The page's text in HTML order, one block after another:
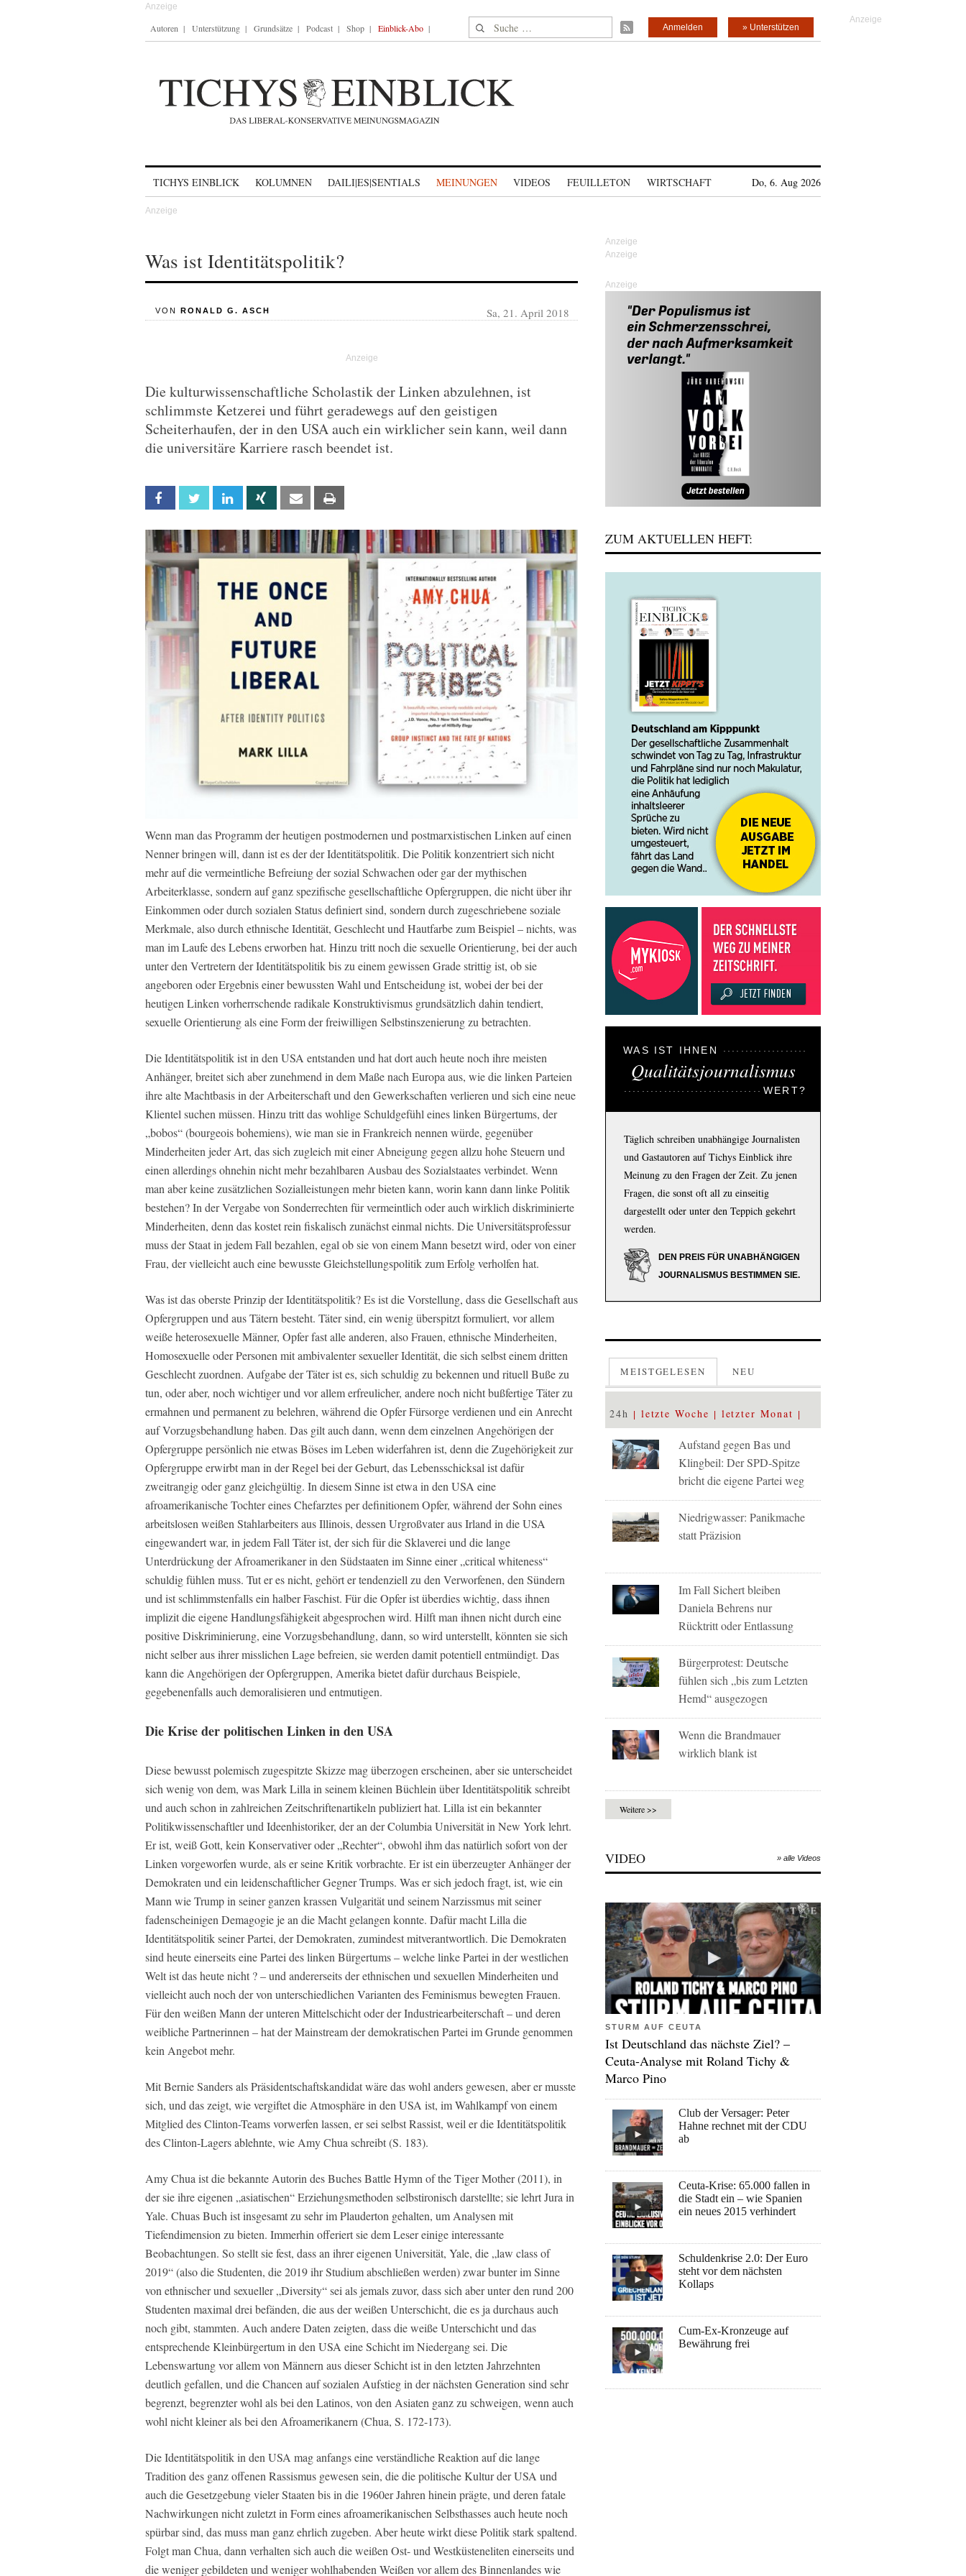
Autoren Unterstützung Grundsätze Podcast Shop Einblick-Abo Suche nach: » Unterstützen
Anmelden
TICHYS EINBLICK KOLUMNEN DAILI|ES|SENTIALS MEINUNGEN VIDEOS FEUILLETON WIRTSCHAFT Do, 6. Aug 2026
Was ist Identitätspolitik?
VON RONALD G. ASCH Sa, 21. April 2018
Die kulturwissenschaftliche Scholastik der Linken abzulehnen, ist
schlimmste Ketzerei und führt geradewegs auf den geistigen
Scheiterhaufen, der in den USA auch ein wirklicher sein kann, weil dann
die universitäre Karriere rasch beendet ist.
Facebook Twitter Linkedin Xing Email
Wenn man das Programm der heutigen postmodernen und postmarxistischen Linken auf einen
Nenner bringen will, dann ist es der der Identitätspolitik. Die Politik konzentriert sich nicht
mehr auf die vermeintliche Befreiung der sozial Schwachen oder gar der mythischen
Arbeiterklasse, sondern auf ganz spezifische gesellschaftliche Opfergruppen, die nicht über ihr
Einkommen oder durch sozialen Status definiert sind, sondern durch zugeschriebene soziale
Merkmale, also durch ethnische Identität, Geschlecht und Hautfarbe zum Beispiel – nichts, was
man im Laufe des Lebens erworben hat. Hinzu tritt noch die sexuelle Orientierung, bei der auch
unter den Vertretern der Identitätspolitik bis zu einem gewissen Grade strittig ist, ob sie
angeboren oder Ergebnis einer bewussten Wahl und Entscheidung ist, wobei der bei der
heutigen Linken vorherrschende radikale Konstruktivismus grundsätzlich dahin tendiert,
sexuelle Orientierung als eine Form der freiwilligen Selbstinszenierung zu betrachten.
Die Identitätspolitik ist in den USA entstanden und hat dort auch heute noch ihre meisten
Anhänger, breitet sich aber zunehmend in dem Maße nach Europa aus, wie die linken Parteien
ihre alte Machtbasis in der Arbeiterschaft und den Gewerkschaften verlieren und sich eine neue
Klientel suchen müssen. Hinzu tritt das wohlige Schuldgefühl eines linken Bürgertums, der
„bobos“ (bourgeois bohemiens), wie man sie in Frankreich nennen würde, gegenüber
Minderheiten jeder Art, das sich zugleich mit einer Abneigung gegen allzu hohe Steuern und
einen allerdings ohnehin nicht mehr bezahlbaren Ausbau des Sozialstaates verbindet. Wenn
man aber keine zusätzlichen Sozialleistungen mehr bieten kann, worin kann dann linke Politik
bestehen? In der Vergabe von Sonderrechten für vermeintlich oder auch wirklich diskriminierte
Minderheiten, denn das kostet rein fiskalisch zunächst einmal nichts. Die Universitätsprofessur
muss der Staat in jedem Fall bezahlen, egal ob sie von einem Mann besetzt wird, oder von einer
Frau, der vielleicht auch eine bewusste Gleichstellungspolitik zum Erfolg verholfen hat.
Was ist das oberste Prinzip der Identitätspolitik? Es ist die Vorstellung, dass die Gesellschaft aus
Opfergruppen und aus Tätern besteht. Täter sind, ein wenig überspitzt formuliert, vor allem
weiße heterosexuelle Männer, Opfer fast alle anderen, also Frauen, ethnische Minderheiten,
Homosexuelle oder Personen mit ambivalenter sexueller Identität, die sich selbst einem dritten
Geschlecht zuordnen. Aufgabe der Täter ist es, sich schuldig zu bekennen und rituell Buße zu
tun, oder aber, noch wichtiger und vor allem erfreulicher, andere noch nicht bußfertige Täter zu
ermahnen und permanent zu belehren, während die Opfer Fürsorge verdienen und ein Anrecht
auf Vorzugsbehandlung haben. Das gilt auch dann, wenn dem einzelnen Angehörigen der
Opfergruppe persönlich nie etwas Böses im Leben widerfahren ist, denn die Zugehörigkeit zur
Opfergruppe erwirbt man in der Regel bei der Geburt, das Lebensschicksal ist dafür
zweitrangig oder ganz gleichgültig. In diesem Sinne ist etwa in den USA eine
afroamerikanische Tochter eines Chefarztes per definitionem Opfer, während der Sohn eines
arbeitslosen weißen Stahlarbeiters aus Illinois, dessen Urgroßvater aus Irland in die USA
eingewandert war, in jedem Fall Täter ist, der sich für die Sklaverei und die lange
Unterdrückung der Afroamerikaner in den Südstaaten im Sinne einer „critical whiteness“
schuldig fühlen muss. Tut er es nicht, gehört er tendenziell zu den Verworfenen, den Sündern
und ist schlimmstenfalls ein halber Faschist. Für die Opfer ist überdies wichtig, dass ihnen
implizit die eigene Handlungsfähigkeit abgesprochen wird. Hilft man ihnen nicht durch eine
positive Diskriminierung, eine Vorzugsbehandlung, dann, so wird unterstellt, könnten sie sich
nicht selber aus ihrer misslichen Lage befreien, sie werden damit potentiell entmündigt. Das
kann die Angehörigen der Opfergruppen, Amerika bietet dafür durchaus Beispiele,
gegebenenfalls auch demoralisieren und entmutigen.
Die Krise der politischen Linken in den USA
Diese bewusst polemisch zugespitzte Skizze mag überzogen erscheinen, aber sie unterscheidet
sich wenig von dem, was Mark Lilla in seinem kleinen Büchlein über Identitätspolitik schreibt
und auch schon in zahlreichen Zeitschriftenartikeln publiziert hat. Lilla ist ein bekannter
Politikwissenschaftler und Ideenhistoriker, der an der Columbia Universität in New York lehrt.
Er ist, weiß Gott, kein Konservativer oder „Rechter“, obwohl ihm das natürlich sofort von der
Linken vorgeworfen wurde, als er seine Kritik vorbrachte. Er ist ein überzeugter Anhänger der
Demokraten und ein leidenschaftlicher Gegner Trumps. Was er sich jedoch fragt, ist, wie ein
Mann wie Trump in seiner ganzen krassen Vulgarität und seinem Narzissmus mit seiner
fadenscheinigen Demagogie je an die Macht gelangen konnte. Dafür macht Lilla die
Identitätspolitik seiner Partei, der Demokraten, zumindest mitverantwortlich. Die Demokraten
sind heute einerseits eine Partei des linken Bürgertums – welche linke Partei in der westlichen
Welt ist das heute nicht ? – und andererseits der ethnischen und sexuellen Minderheiten und
vielleicht auch noch der von unterschiedlichen Varianten des Feminismus bewegten Frauen.
Für den weißen Mann der unteren Mittelschicht oder der Industriearbeiterschaft – und deren
weibliche Partnerinnen – hat der Mainstream der demokratischen Partei im Grunde genommen
kein Angebot mehr.
Mit Bernie Sanders als Präsidentschaftskandidat wäre das wohl anders gewesen, aber er musste
sich, und das zeigt, wie vergiftet die Atmosphäre in den USA ist, im Wahlkampf von einem
Mitglied des Clinton-Teams vorwerfen lassen, er sei selbst Rassist, weil er die Identitätspolitik
des Clinton-Lagers ablehnte, wie Amy Chua schreibt (S. 183).
Amy Chua ist die bekannte Autorin des Buches Battle Hymn of the Tiger Mother (2011), in
der sie ihre eigenen „asiatischen“ Erziehungsmethoden selbstironisch darstellte; sie lehrt Jura in
Yale. Chuas Buch ist insgesamt zu sehr im Plauderton gehalten, um Analysen mit
Tiefendimension zu bieten. Immerhin offeriert sie dem Leser einige interessante
Beobachtungen. So stellt sie fest, dass an ihrer eigenen Universität, Yale, die „law class of
2019“ (also die Studenten, die 2019 ihr Studium abschließen werden) zwar bunter im Sinne
von ethnischer und sexueller „Diversity“ sei als jemals zuvor, dass sich aber unter den rund 200
Studenten maximal drei befänden, die aus der weißen Unterschicht, die es ja durchaus auch
noch gibt, stammten. Auch andere Daten zeigten, dass die weiße Unterschicht und das
entsprechende Kleinbürgertum in den USA eine Schicht im Niedergang sei. Die
Lebenswartung vor allem von Männern aus dieser Schicht ist in den letzten Jahrzehnten
deutlich gefallen, und die Chancen auf sozialen Aufstieg in der nächsten Generation sind sehr
begrenzt, begrenzter wohl als bei den Latinos, von den Asiaten ganz zu schweigen, wenn auch
wohl nicht kleiner als bei den Afroamerikanern (Chua, S. 172-173).
Die Identitätspolitik in den USA mag anfangs eine verständliche Reaktion auf die lange
Tradition des ganz offenen Rassismus gewesen sein, die die politische Kultur der USA und
auch die Gesetzgebung vieler Staaten bis in die 1960er Jahren hinein prägte, und deren fatale
Nachwirkungen nicht zuletzt in Form eines afroamerikanischen Selbsthasses auch heute noch
spürbar sind, das muss man ganz ehrlich zugeben. Aber heute wirkt diese Politik stark spaltend.
Folgt man Chua, dann verhalten sich auch die weißen Ost- und Westküsteneliten einerseits und
die weniger gebildeten und weniger wohlhabenden Weißen vor allem des Binnenlandes wie
Anzeige
ZUM AKTUELLEN HEFT:
WAS IST IHNEN
Qualitätsjournalismus
WERT?
Täglich schreiben unabhängige Journalisten
und Gastautoren auf Tichys Einblick ihre
Meinung zu den Fragen der Zeit. Zu jenen
Fragen, die sonst oft all zu einseitig
dargestellt oder unter den Teppich gekehrt
werden.
DEN PREIS FÜR UNABHÄNGIGEN
JOURNALISMUS BESTIMMEN SIE.
MEISTGELESEN NEU
24h letzte Woche letzter Monat
Aufstand gegen Bas und
Klingbeil: Der SPD-Spitze
bricht die eigene Partei weg
Niedrigwasser: Panikmache
statt Präzision
Im Fall Sichert bleiben
Daniela Behrens nur
Rücktritt oder Entlassung
Bürgerprotest: Deutsche
fühlen sich „bis zum Letzten
Hemd“ ausgezogen
Wenn die Brandmauer
wirklich blank ist
Weitere >>
VIDEO » alle Videos
STURM AUF CEUTA
Ist Deutschland das nächste Ziel? –
Ceuta-Analyse mit Roland Tichy &
Marco Pino
Club der Versager: Peter
Hahne rechnet mit der CDU
ab
Ceuta-Krise: 65.000 fallen in
die Stadt ein – wie Spanien
ein neues 2015 verhindert
Schuldenkrise 2.0: Der Euro
steht vor dem nächsten
Kollaps
Cum-Ex-Kronzeuge auf
Bewährung frei